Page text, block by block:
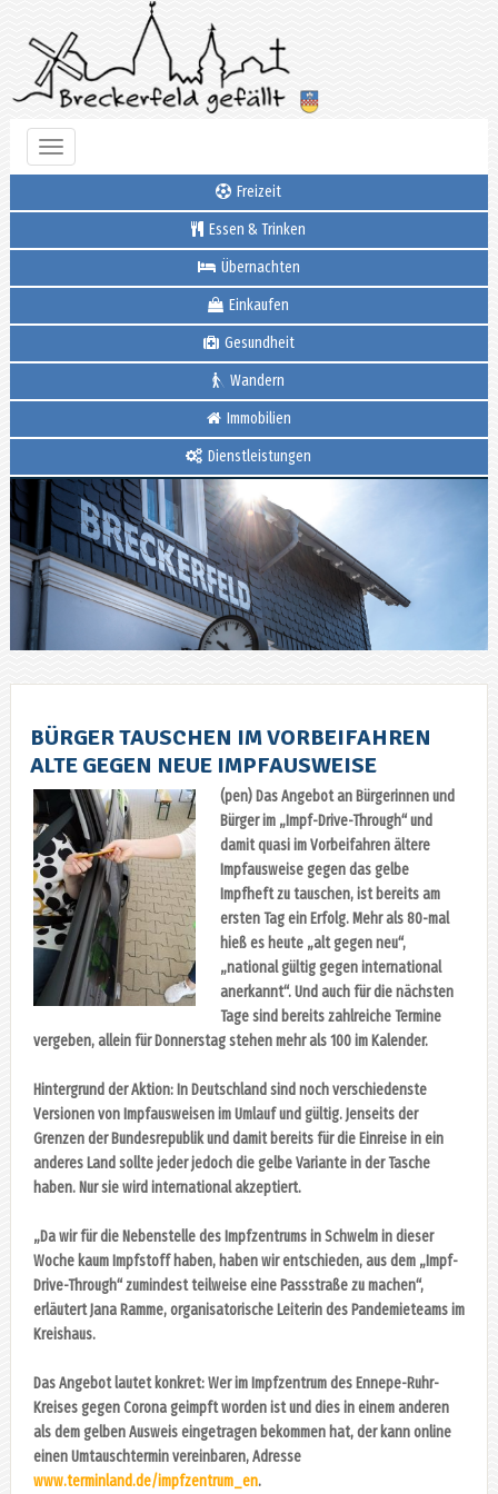
Toggle
navigation
Freizeit
Essen & Trinken
Übernachten
Einkaufen
Gesundheit
Wandern
Immobilien
Dienstleistungen
BÜRGER TAUSCHEN IM VORBEIFAHREN
ALTE GEGEN NEUE IMPFAUSWEISE
(pen) Das Angebot an Bürgerinnen und
Bürger im „Impf-Drive-Through“ und
damit quasi im Vorbeifahren ältere
Impfausweise gegen das gelbe
Impfheft zu tauschen, ist bereits am
ersten Tag ein Erfolg. Mehr als 80-mal
hieß es heute „alt gegen neu“,
„national gültig gegen international
anerkannt“. Und auch für die nächsten
Tage sind bereits zahlreiche Termine
vergeben, allein für Donnerstag stehen mehr als 100 im Kalender.
Hintergrund der Aktion: In Deutschland sind noch verschiedenste
Versionen von Impfausweisen im Umlauf und gültig. Jenseits der
Grenzen der Bundesrepublik und damit bereits für die Einreise in ein
anderes Land sollte jeder jedoch die gelbe Variante in der Tasche
haben. Nur sie wird international akzeptiert.
„Da wir für die Nebenstelle des Impfzentrums in Schwelm in dieser
Woche kaum Impfstoff haben, haben wir entschieden, aus dem „Impf-
Drive-Through“ zumindest teilweise eine Passstraße zu machen“,
erläutert Jana Ramme, organisatorische Leiterin des Pandemieteams im
Kreishaus.
Das Angebot lautet konkret: Wer im Impfzentrum des Ennepe-Ruhr-
Kreises gegen Corona geimpft worden ist und dies in einem anderen
als dem gelben Ausweis eingetragen bekommen hat, der kann online
einen Umtauschtermin vereinbaren, Adresse
www.terminland.de/impfzentrum_en.